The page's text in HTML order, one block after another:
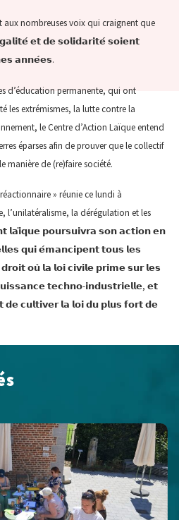
aux nombreuses voix qui craignent que
𝗲𝘁 𝗱𝗲 𝘀𝗼𝗹𝗶𝗱𝗮𝗿𝗶𝘁𝗲́ 𝘀𝗼𝗶𝗲𝗻𝘁
𝗮𝗻𝗻𝗲́𝗲𝘀.
d’éducation permanente, qui ont
les extrémismes, la lutte contre la
le Centre d’Action Laïque entend
éparses afin de prouver que le collectif
manière de (re)faire société.
» réunie ce lundi à
l’unilatéralisme, la dérégulation et les
𝗹𝗮𝗶̈𝗾𝘂𝗲 𝗽𝗼𝘂𝗿𝘀𝘂𝗶𝘃𝗿𝗮 𝘀𝗼𝗻 𝗮𝗰𝘁𝗶𝗼𝗻 𝗲𝗻
𝗾𝘂𝗶 𝗲́𝗺𝗮𝗻𝗰𝗶𝗽𝗲𝗻𝘁 𝘁𝗼𝘂𝘀 𝗹𝗲𝘀
𝗼𝘂̀ 𝗹𝗮 𝗹𝗼𝗶 𝗰𝗶𝘃𝗶𝗹𝗲 𝗽𝗿𝗶𝗺𝗲 𝘀𝘂𝗿 𝗹𝗲𝘀
𝘁𝗲𝗰𝗵𝗻𝗼-𝗶𝗻𝗱𝘂𝘀𝘁𝗿𝗶𝗲𝗹𝗹𝗲, 𝗲𝘁
𝗰𝘂𝗹𝘁𝗶𝘃𝗲𝗿 𝗹𝗮 𝗹𝗼𝗶 𝗱𝘂 𝗽𝗹𝘂𝘀 𝗳𝗼𝗿𝘁 𝗱𝗲